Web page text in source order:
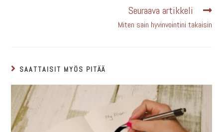
Seuraava artikkeli
Miten sain hyvinvointini takaisin
SAATTAISIT MYÖS PITÄÄ